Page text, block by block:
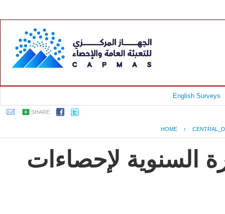
English Surveys
SHARE
HOME ›
السنوية لإحصاءات